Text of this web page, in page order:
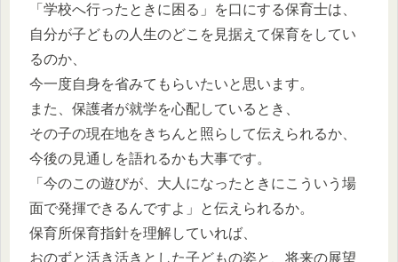
「学校へ行ったときに困る」を口にする保育士は、
自分が子どもの人生のどこを見据えて保育をしてい
るのか、
今一度自身を省みてもらいたいと思います。
また、保護者が就学を心配しているとき、
その子の現在地をきちんと照らして伝えられるか、
今後の見通しを語れるかも大事です。
「今のこの遊びが、大人になったときにこういう場
面で発揮できるんですよ」と伝えられるか。
保育所保育指針を理解していれば、
おのずと活き活きとした子どもの姿と、将来の展望